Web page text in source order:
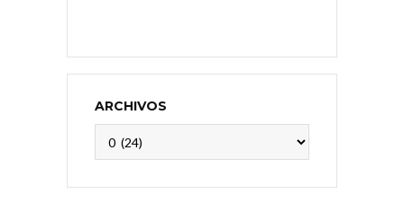
ARCHIVOS